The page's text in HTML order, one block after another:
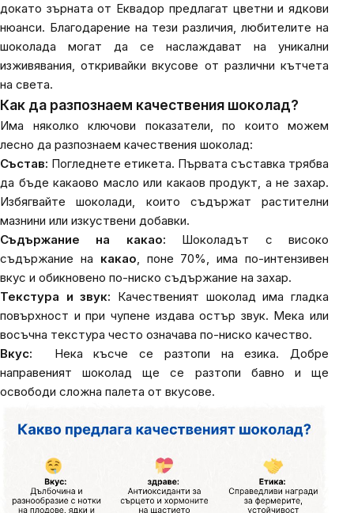
докато зърната от Еквадор предлагат цветни и ядкови
нюанси. Благодарение на тези различия, любителите на
шоколада могат да се наслаждават на уникални
изживявания, откривайки вкусове от различни кътчета
на света.
Как да разпознаем качествения шоколад?
Има няколко ключови показатели, по които можем
лесно да разпознаем качествения шоколад:
Състав: Погледнете етикета. Първата съставка трябва
да бъде какаово масло или какаов продукт, а не захар.
Избягвайте шоколади, които съдържат растителни
мазнини или изкуствени добавки.
Съдържание на какао: Шоколадът с високо
съдържание на какао, поне 70%, има по-интензивен
вкус и обикновено по-ниско съдържание на захар.
Текстура и звук: Качественият шоколад има гладка
повърхност и при чупене издава остър звук. Мека или
восъчна текстура често означава по-ниско качество.
Вкус:
Нека късче се разтопи на езика. Добре
направеният шоколад ще се разтопи бавно и ще
освободи сложна палета от вкусове.